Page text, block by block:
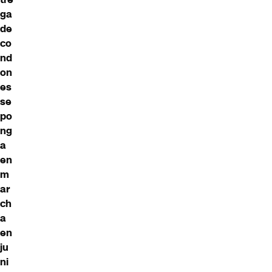
ga
de
co
nd
on
es
se
po
ng
a
en
m
ar
ch
a
en
ju
ni